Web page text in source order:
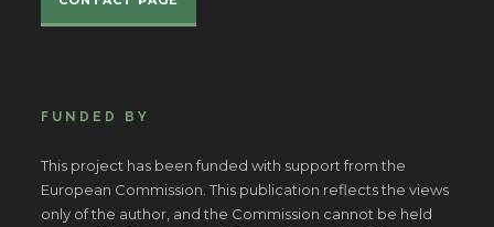
FUNDED BY
This project has been funded with support from the
European Commission. This publication reflects the views
only of the author, and the Commission cannot be held